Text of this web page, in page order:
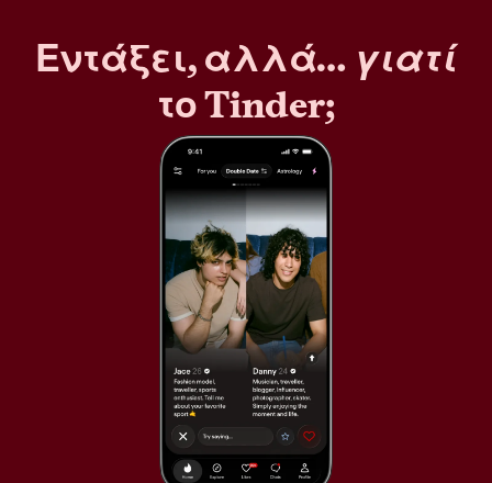
Εντάξει, αλλά… γιατί
το Tinder;